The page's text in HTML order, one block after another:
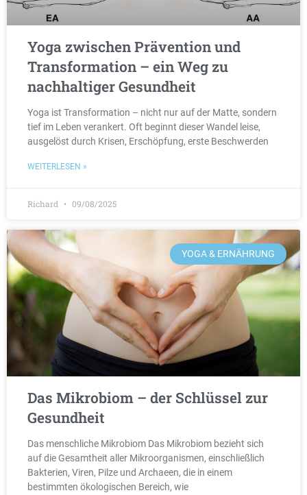
Yoga zwischen Prävention und
Transformation – ein Weg zu
nachhaltiger Gesundheit
Yoga ist Transformation – nicht nur auf der Matte, sondern
tief im Leben verankert. Oft beginnt dieser Wandel leise,
ausgelöst durch Krisen, Erschöpfung, erste Beschwerden
WEITERLESEN »
Richard 09/08/2025
YOGA & ERNÄHRUNG
Das Mikrobiom – der Schlüssel zur
Gesundheit
Das menschliche Mikrobiom Das Mikrobiom bezieht sich
auf die Gesamtheit aller Mikroorganismen, einschließlich
Bakterien, Viren, Pilze und Archaeen, die in einem
bestimmten ökologischen Bereich, wie